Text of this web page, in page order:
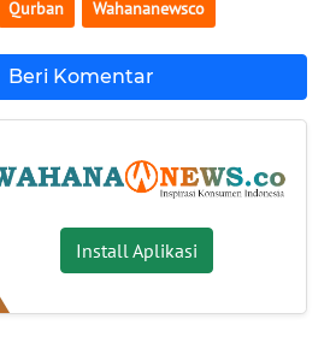
Qurban Wahananewsco
Beri Komentar
Install Aplikasi